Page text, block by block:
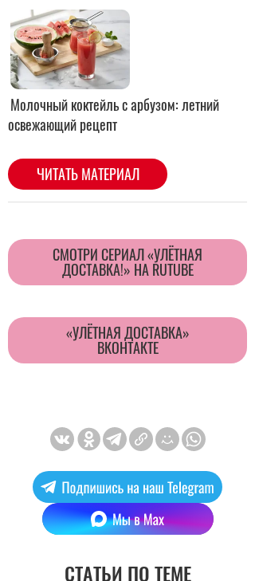
CМОТРИ СЕРИАЛ «УЛЁТНАЯ
ДОСТАВКА!» НА RUTUBE
«УЛЁТНАЯ ДОСТАВКА»
ВКОНТАКТЕ
СТАТЬИ ПО ТЕМЕ